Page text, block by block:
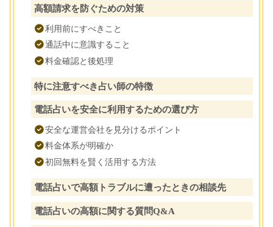
高額請求を防ぐための対策
利用前にすべきこと
通話中に意識すること
料金確認と後処理
特に注意すべき占い師の特徴
電話占いを安全に利用するための選び方
安全な運営会社を見分けるポイント
料金体系が明確か
初回無料を賢く活用する方法
電話占いで高額トラブルに遭ったときの相談先
電話占いの高額に関する質問Q&A